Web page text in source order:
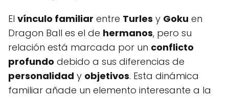
El vínculo familiar entre Turles y Goku en
Dragon Ball es el de hermanos, pero su
relación está marcada por un conflicto
profundo debido a sus diferencias de
personalidad y objetivos. Esta dinámica
familiar añade un elemento interesante a la